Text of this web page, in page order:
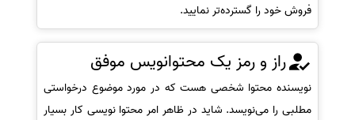
فروش خود را گسترده‌تر نمایید.
راز و رمز یک محتوانویس موفق
نویسنده محتوا شخصی هست که در مورد موضوع درخواستی
مطلبی را می‌نویسد. شاید در ظاهر امر محتوا نویسی کار بسیار